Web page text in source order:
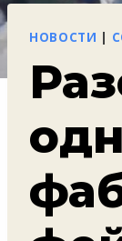
НОВОСТИ